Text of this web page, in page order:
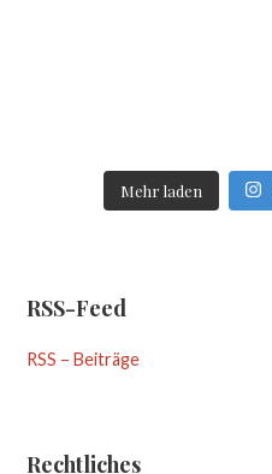
Mehr laden
RSS-Feed
RSS – Beiträge
Rechtliches